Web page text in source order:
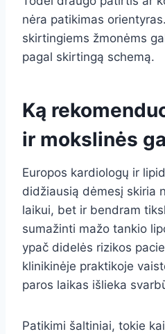
nėra patikimas
skirtingiems žmonėms
pagal skirtingą schemą.
Ką
ir mokslinės
Europos kardiologų ir
didžiausią dėmesį skiria
laikui, bet ir bendram
sumažinti mažo tankio
ypač didelės rizikos
klinikinėje praktikoje
paros laikas išlieka
Patikimi šaltiniai, tokie